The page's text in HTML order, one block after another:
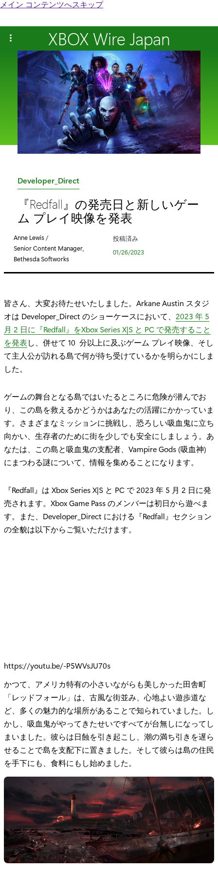
メイン コンテンツへスキップ
XBOX Wire Japan
カ
ゴ
リ
Developer_Direct
『Redfall』の発売日と新しいゲー
ム プレイ映像を発表
Anne Lewis /
Senior Content Manager,
Bethesda Softworks
投稿済み
01/26/2023
皆さん、大変お待たせいたしました。Arkane Austin スタジ
オは Developer_Direct のショーケースにおいて、 2023 年 5
月 2 日に『Redfall』をXbox Series X|S と PC で発売すること
を発表し、併せて 10 分以上に及ぶゲーム プレイ映像、そし
て主人公が訪れる島で何が待ち受けているかを明らかにしま
した。
ゲームの舞台となる島ではいたるところに危険が潜んでお
り、この島を救えるかどうかはあなたの活躍にかかっていま
す。さまざまなミッションに挑戦し、恐ろしい吸血鬼に立ち
向かい、生存者のために街を少しでも安全にしましょう。あ
なたは、この島と吸血鬼の支配者、Vampire Gods (吸血神)
にまつわる謎について、情報を集めることになります。
『Redfall』は Xbox Series X|S と PC で 2023 年 5 月 2 日に発
売されます。Xbox Game Pass のメンバーは初日から遊べま
す。また、Developer_Direct における『Redfall』セクション
の全貌は以下からご覧いただけます。
https://youtu.be/-P5WVsJU70s
かつて、アメリカ特有の小さいながらも美しかった田舎町
「レッドフォール」は、古風な街並み、心地よい遊歩道な
ど、多くの魅力的な場所があることで知られていました。し
かし、吸血鬼がやってきたせいですべてが台無しになってし
まいました。彼らは日蝕を引き起こし、潮の満ち引きを遅ら
せることで島を支配下に置きました。そして彼らは島の住民
を手下にも、食料にもし始めました。